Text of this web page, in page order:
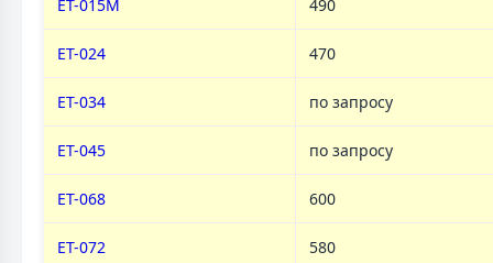
ET-015M 490
ET-024 470
ET-034 по запросу
ET-045 по запросу
ET-068 600
ET-072 580